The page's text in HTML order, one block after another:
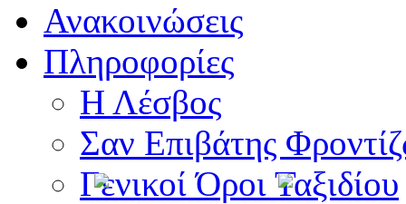
Ανακοινώσεις
Πληροφορίες
Η Λέσβος
Σαν Επιβάτης
Γενικοί Όροι Ταξιδίου